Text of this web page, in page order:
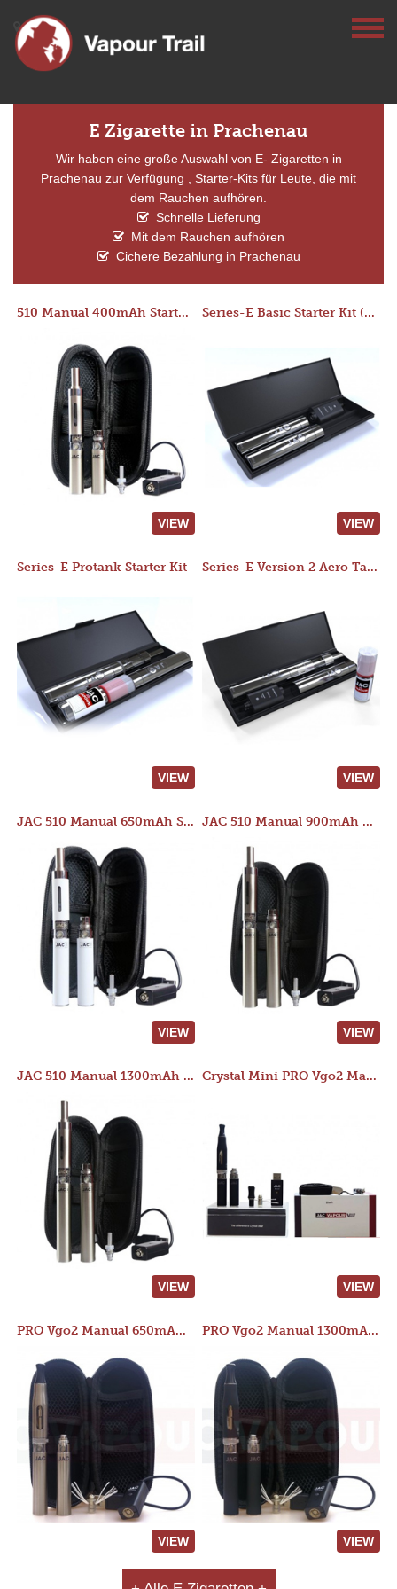
E Zigarette in Prachenau
Wir haben eine große Auswahl von E- Zigaretten in
Prachenau zur Verfügung , Starter-Kits für Leute, die mit
dem Rauchen aufhören.
Schnelle Lieferung
Mit dem Rauchen aufhören
Cichere Bezahlung in Prachenau
510 Manual 400mAh Starter Kit
VIEW
Series-E Basic Starter Kit (No Tank)
VIEW
Series-E Protank Starter Kit
VIEW
Series-E Version 2 Aero Tank Starter Kit
VIEW
JAC 510 Manual 650mAh Starter Kit
VIEW
JAC 510 Manual 900mAh Starter Kit
VIEW
JAC 510 Manual 1300mAh Starter Kit
VIEW
Crystal Mini PRO Vgo2 Manual 400mAh Kit
VIEW
PRO Vgo2 Manual 650mAh Kit
VIEW
PRO Vgo2 Manual 1300mAh Kit
VIEW